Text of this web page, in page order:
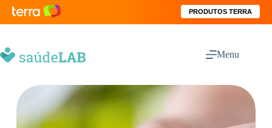
PRODUTOS TERRA
Menu